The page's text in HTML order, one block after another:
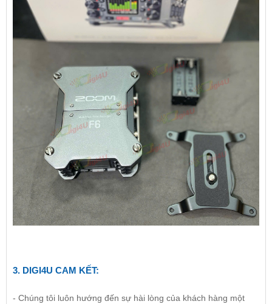
3. DIGI4U CAM KẾT:
- Chúng tôi luôn hướng đến sự hài lòng của khách hàng một